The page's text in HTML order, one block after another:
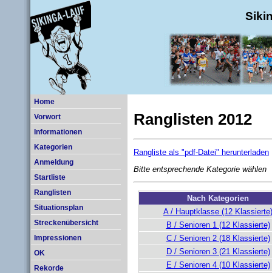
Home
Vorwort
Informationen
Kategorien
Anmeldung
Startliste
Ranglisten
Situationsplan
Streckenübersicht
Impressionen
OK
Rekorde
Ranglisten 2012
Rangliste als "pdf-Datei" herunterladen
Bitte entsprechende Kategorie wählen
Nach Kategorien
A / Hauptklasse (12 Klassierte)
B / Senioren 1 (12 Klassierte)
C / Senioren 2 (18 Klassierte)
D / Senioren 3 (21 Klassierte)
E / Senioren 4 (10 Klassierte)